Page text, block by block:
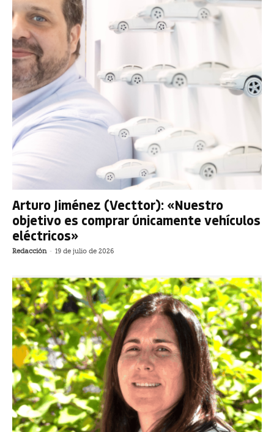
Arturo Jiménez (Vecttor): «Nuestro
objetivo es comprar únicamente vehículos
eléctricos»
Redacción - 19 de julio de 2026